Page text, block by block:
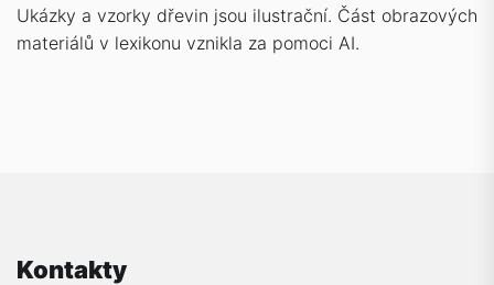
Ukázky a vzorky dřevin jsou ilustrační. Část obrazových
materiálů v lexikonu vznikla za pomoci AI.
Kontakty